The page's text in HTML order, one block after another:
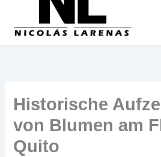
Historische
von Blumen am
Quito